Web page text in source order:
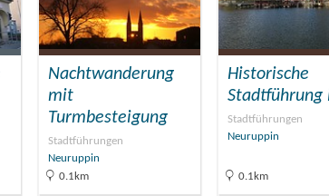
Nachtwanderung
mit
Turmbesteigung
Stadtführungen
Neuruppin
0.1km
Historische
Stadtführung
Stadtführungen
Neuruppin
0.1km